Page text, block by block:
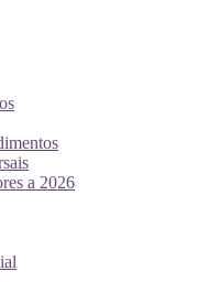
a 2026